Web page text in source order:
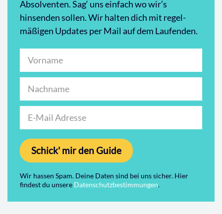
Absolventen. Sag‘ uns einfach wo wir’s
hinsenden sollen. Wir halten dich mit regel-
mäßigen Updates per Mail auf dem Laufenden.
Schick' mir den Guide
Wir hassen Spam. Deine Daten sind bei uns sicher. Hier
findest du unsere Datenschutzbestimmungen.